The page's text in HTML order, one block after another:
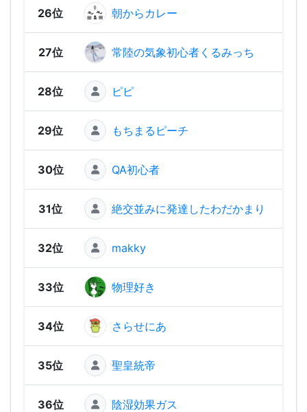
26位 朝からカレー
27位 常陸の気象初心者くるみっち
28位 ピピ
29位 もちまるピーチ
30位 QA初心者
31位 絶交並みに発達したわだかまり
32位 makky
33位 物理好き
34位 さらせにあ
35位 聖皇統帝
36位 陰湿効果ガス